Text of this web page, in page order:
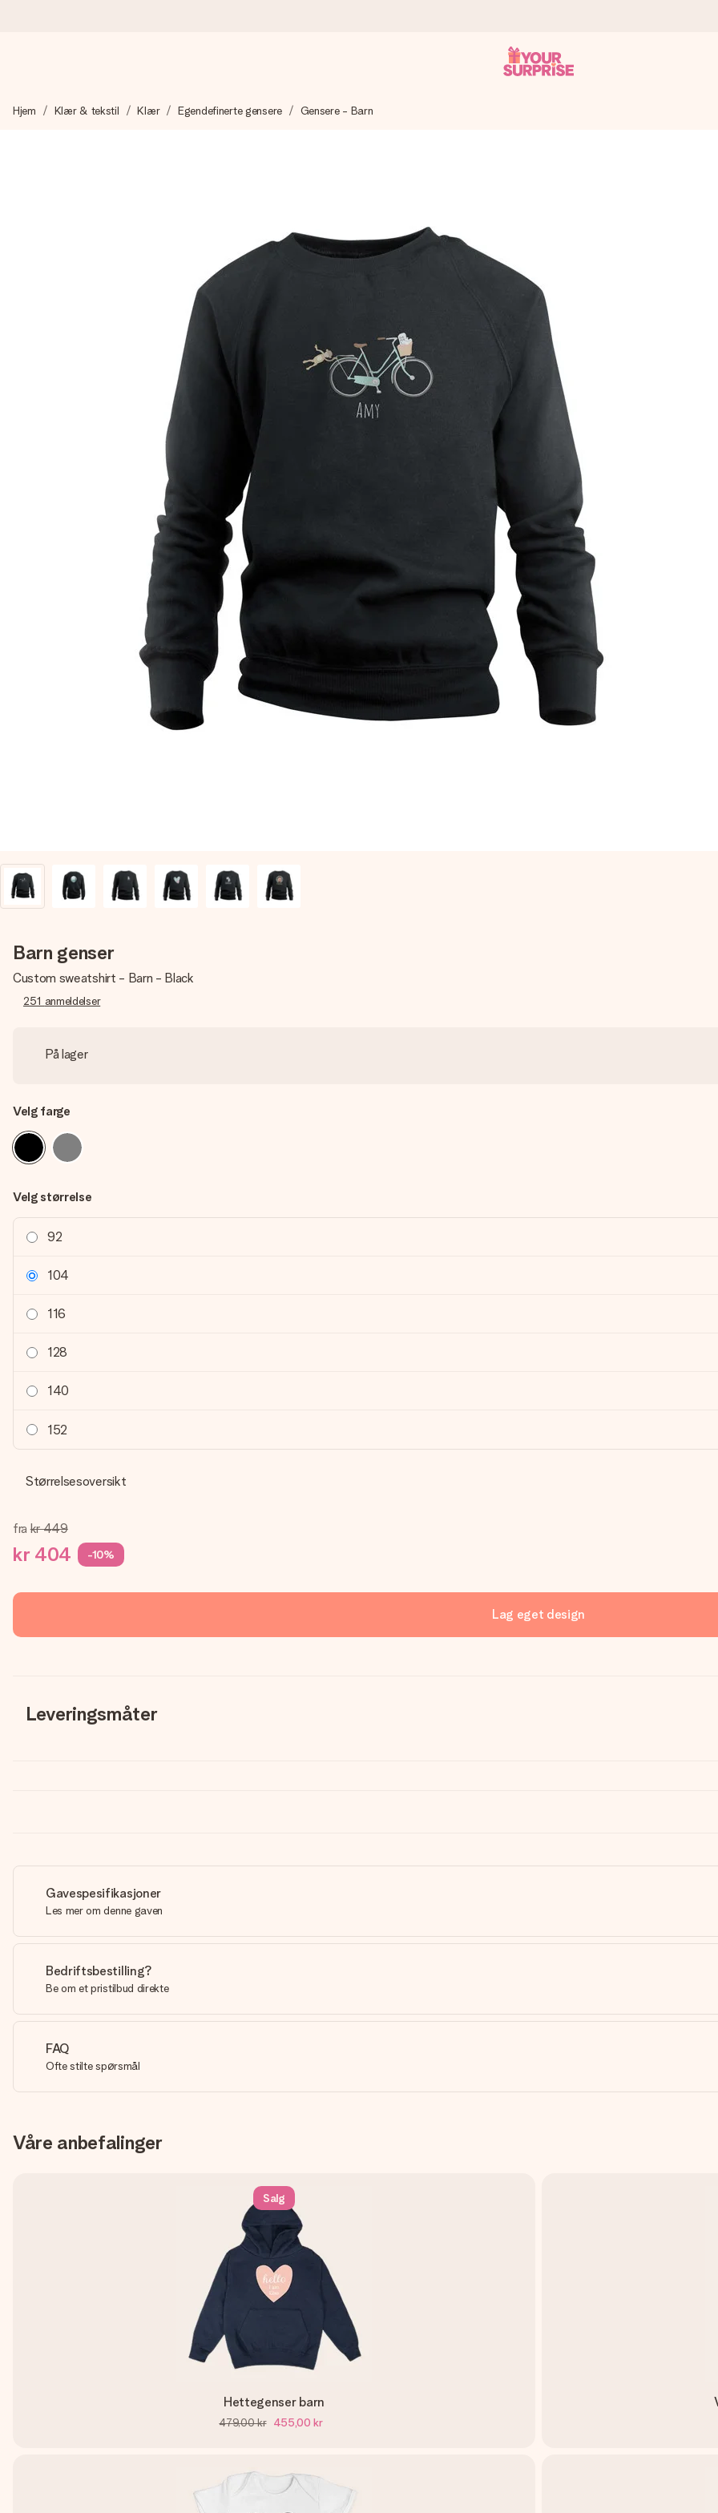
Vi lager dine gaver med omtanke og sender den avgårde så raskt som mulig - slik at du kan gi gaven i tide, når den betyr aller mest.
Lag noe unikt med bare noen få steg - med hennes navn, et bilde av dere eller en beskjed som virkelig berører hjertet. Ikke noe
Hjem Klær & tekstil Klær Egendefinerte gensere Gensere - Barn
Barn genser
Custom sweatshirt - Barn - Black
251 anmeldelser
På lager
Velg farge
Velg størrelse
92
104
116
128
140
152
Størrelsesoversikt
fra kr 449
kr 404 -10%
Lag eget design
Leveringsmåter
Gavespesifikasjoner
Les mer om denne gaven
Bedriftsbestilling?
Be om et pristilbud direkte
FAQ
Ofte stilte spørsmål
Våre anbefalinger
Salg
Hettegenser barn
479,00 kr 455,00 kr